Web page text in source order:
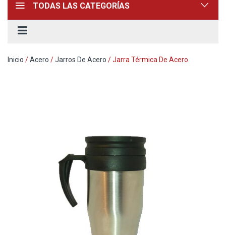
TODAS LAS CATEGORÍAS
Inicio /Acero /Jarros De Acero / Jarra Térmica De Acero